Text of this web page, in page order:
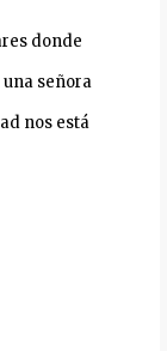
donde
señora
nos está